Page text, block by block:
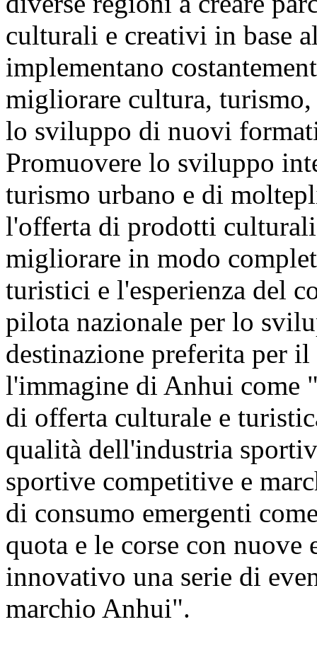
culturali e creativi in base
implementano
migliorare cultura, turismo,
lo sviluppo di nuovi
Promuovere lo sviluppo
turismo urbano e di
l'offerta di prodotti
migliorare in modo
turistici e l'esperienza del
pilota nazionale per lo
destinazione preferita per
l'immagine di Anhui come
di offerta culturale e
qualità dell'industria
sportive competitive e
di consumo emergenti
quota e le corse con nuove
innovativo una serie di
marchio Anhui".